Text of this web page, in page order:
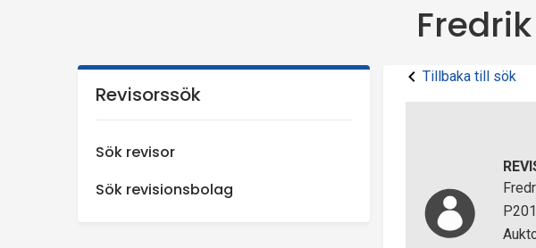
r
n
Tillbaka till sök
Revisorssök
Sök revisor
Sök revisionsbolag